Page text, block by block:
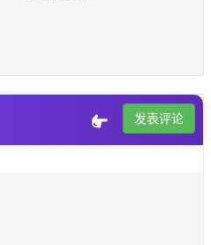
发表评论